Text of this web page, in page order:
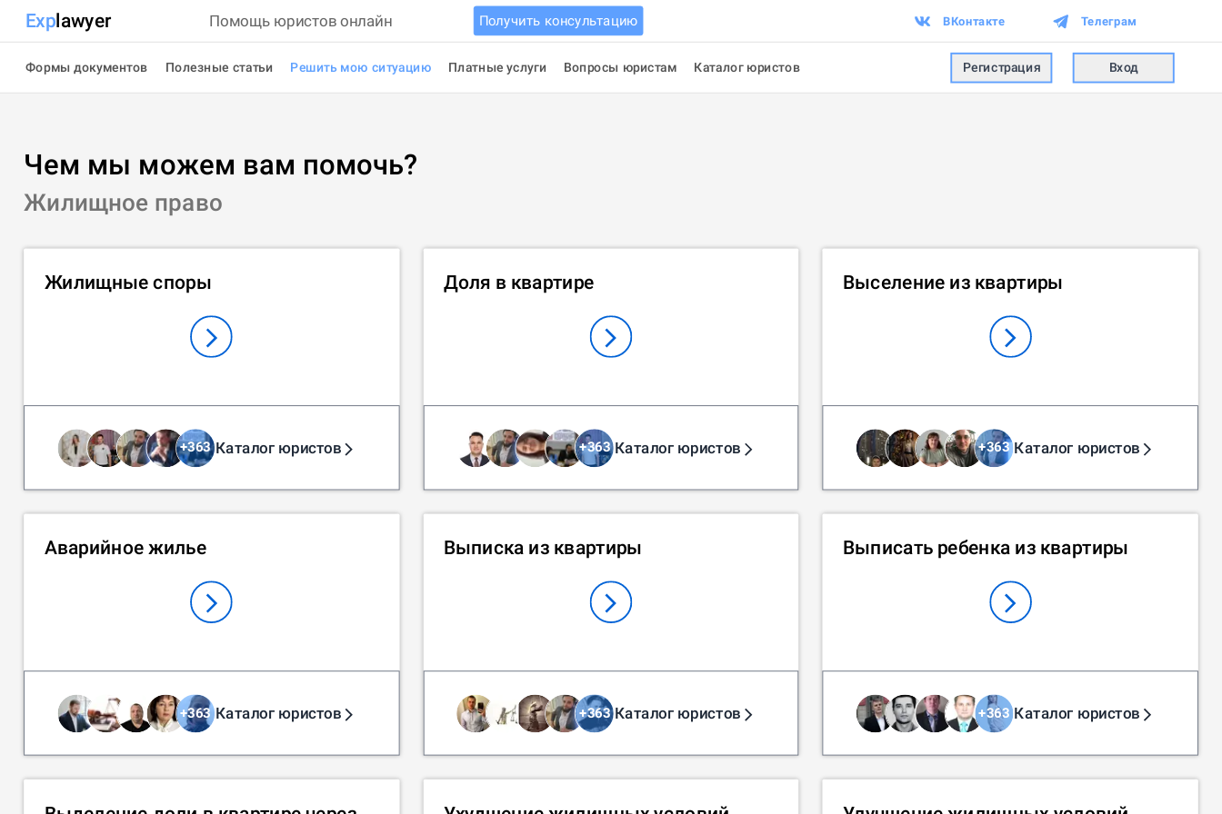
Explawyer Помощь юристов онлайн Получить консультацию ВКонтакте Телеграм
Формы документов Полезные статьи Решить мою ситуацию Платные услуги Вопросы юристам Каталог юристов Регистрация Вход
Чем мы можем вам помочь?
Жилищное право
Жилищные споры
+363 Каталог юристов
Доля в квартире
+363 Каталог юристов
Выселение из квартиры
+363 Каталог юристов
Аварийное жилье
+363 Каталог юристов
Выписка из квартиры
+363 Каталог юристов
Выписать ребенка из квартиры
+363 Каталог юристов